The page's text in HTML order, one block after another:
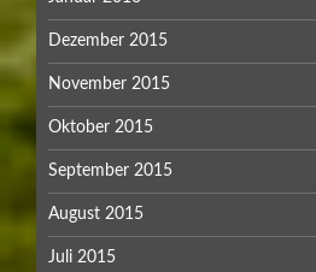
Dezember 2015
November 2015
Oktober 2015
September 2015
August 2015
Juli 2015